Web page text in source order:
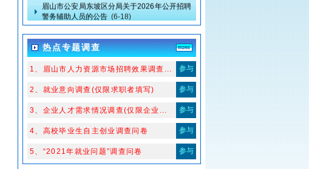
警务辅助人员的公告(6-18)
眉山市中医医院关于招聘血液净化护士的公告
(5-19)
眉山市中医医院关于“2026年春季人才招聘”拟
眉山市东坡区妇幼保健计划生育服务中心关于
临床医生拟聘用人员的公示(5-12)
关于眉山市东坡区妇幼保健计划生育服务中心
幼儿教师岗位拟聘人员冯媛自愿放弃聘用资格
及岗位不再递补的公示(5-9)
四川东坡产业投资集团有限公司2026年第一批
工作人员公开考试招聘公告 (4-28)
热点专题调查
1、眉山市人力资源市场招聘效果调查... 参与
2、就业意向调查(仅限求职者填写) 参与
3、企业人才需求情况调查(仅限企业... 参与
4、高校毕业生自主创业调查问卷 参与
5、“2021年就业问题”调查问卷 参与